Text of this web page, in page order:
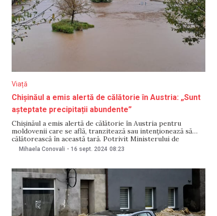
Viață
Chișinăul a emis alertă de călătorie în Austria: „Sunt
așteptate precipitații abundente”
Chișinăul a emis alertă de călătorie în Austria pentru
moldovenii care se află, tranzitează sau intenționează să
călătorească în această țară. Potrivit Ministerului de
Externe, autoritățile austriece au emis cod portocaliu de
ploi abundente, valabil în mai multe zone din Austria.
duce la
Mihaela Conovali - 16 sept. 2024 08:23